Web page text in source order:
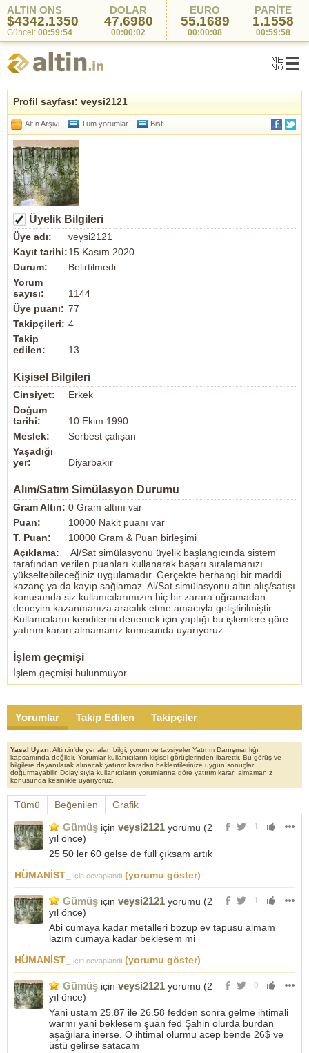
ALTIN ONS
$4342.1350
Güncel: 00:59:54
DOLAR
47.6980
00:00:02
EURO
55.1689
00:00:08
PARİTE
1.1558
00:59:58
Profil sayfası: veysi2121
Altın Arşivi Tüm yorumlar Bist
Üyelik Bilgileri
Üye adı:
veysi2121
Kayıt tarihi:15 Kasım 2020
Durum:
Belirtilmedi
Yorum
sayısı:
1144
Üye puanı: 77
Takipçileri: 4
Takip
edilen:
13
Kişisel Bilgileri
Cinsiyet:
Erkek
Doğum
tarihi:
10 Ekim 1990
Meslek:
Serbest çalışan
Yaşadığı
yer:
Diyarbakır
Alım/Satım Simülasyon Durumu
Gram Altın: 0 Gram altını var
Puan:
10000 Nakit puanı var
T. Puan:
10000 Gram & Puan birleşimi
Açıklama:
Al/Sat simülasyonu üyelik başlangıcında sistem
tarafından verilen puanları kullanarak başarı sıralamanızı
yükseltebileceğiniz uygulamadır. Gerçekte herhangi bir maddi
kazanç ya da kayıp sağlamaz. Al/Sat simülasyonu altın alış/satışı
konusunda siz kullanıcılarımızın hiç bir zarara uğramadan
deneyim kazanmanıza aracılık etme amacıyla geliştirilmiştir.
Kullanıcıların kendilerini denemek için yaptığı bu işlemlere göre
yatırım kararı almamanız konusunda uyarıyoruz.
İşlem geçmişi
İşlem geçmişi bulunmuyor.
Yorumlar Takip Edilen Takipçiler
Yasal Uyarı:Altin.in'de yer alan bilgi, yorum ve tavsiyeler Yatırım Danışmanlığı
kapsamında değildir. Yorumlar kullanıcıların kişisel görüşlerinden ibarettir. Bu görüş ve
bilgilere dayanılarak alınacak yatırım kararları beklentilerinize uygun sonuçlar
doğurmayabilir. Dolayısıyla kullanıcıların yorumlarına göre yatırım kararı almamanız
konusunda kesinlikle uyarıyoruz.
Tümü Beğenilen Grafik
1
Gümüş için veysi2121 yorumu (2
yıl önce)
25 50 ler 60 gelse de full çıksam artık
HÜMANİST_
için cevaplandı (yorumu göster)
1
Gümüş için veysi2121 yorumu (2
yıl önce)
Abi cumaya kadar metalleri bozup ev tapusu almam
lazım cumaya kadar beklesem mi
HÜMANİST_
için cevaplandı (yorumu göster)
0
Gümüş için veysi2121 yorumu (2
yıl önce)
Yani ustam 25.87 ile 26.58 fedden sonra gelme ihtimali
warmı yani beklesem şuan fed Şahin olurda burdan
aşağılara inerse. O ihtimal olurmu acep bende 26$ ve
üstü gelirse satacam